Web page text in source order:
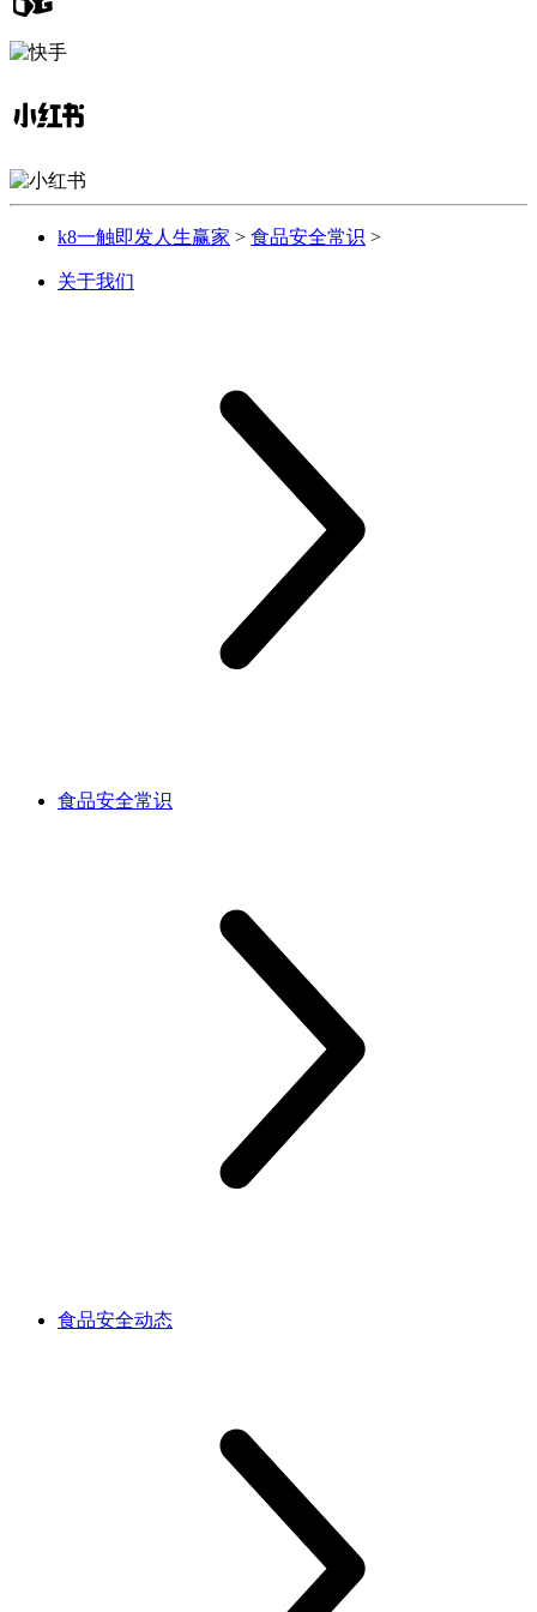
k8一触即发人生赢家 > 食品安全常识 >
关于我们
食品安全常识
食品安全动态